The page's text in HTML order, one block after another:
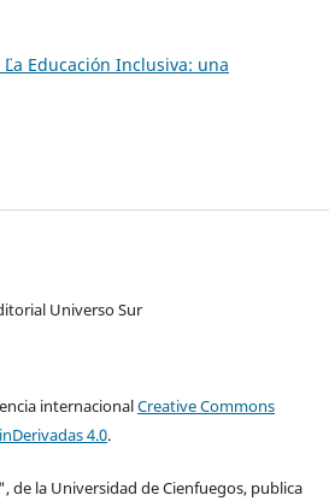
Educación Inclusiva: una
Universo Sur
internacionalCreative Commons
4.0.
de la Universidad de Cienfuegos, publica